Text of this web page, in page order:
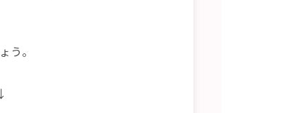
。